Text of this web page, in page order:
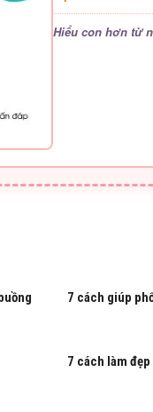
Hiểu con hơn từ
7 cách giúp
7 cách làm